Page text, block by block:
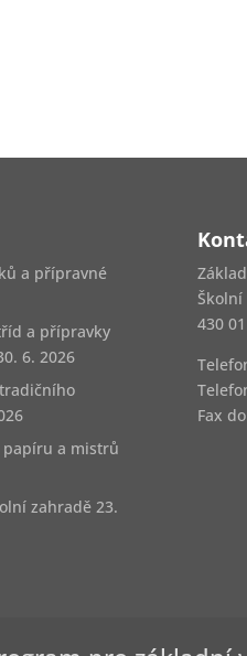
a přípravné
a přípravky
6. 2026
papíru a mistrů
zahradě 23.
Školní
430
Fax